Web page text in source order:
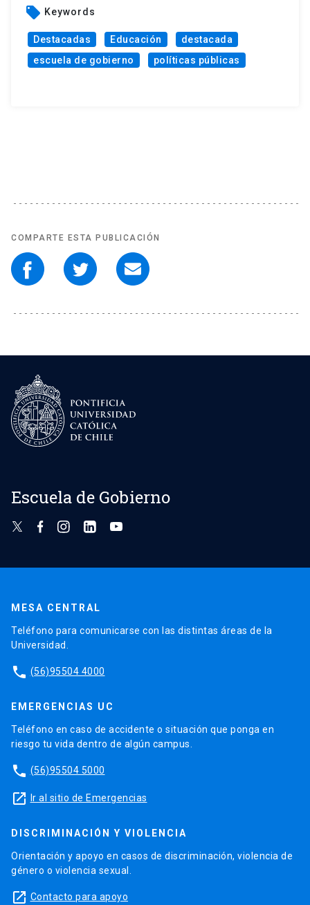
local_offer Keywords
Destacadas Educación
destacada
escuela de gobierno
políticas públicas
COMPARTE ESTA PUBLICACIÓN
Escuela de Gobierno
MESA CENTRAL
Teléfono para comunicarse con las distintas áreas de la
Universidad.
phone (56)95504 4000
EMERGENCIAS UC
Teléfono en caso de accidente o situación que ponga en
riesgo tu vida dentro de algún campus.
phone (56)95504 5000
launch Ir al sitio de Emergencias
DISCRIMINACIÓN Y VIOLENCIA
Orientación y apoyo en casos de discriminación, violencia de
género o violencia sexual.
launch Contacto para apoyo